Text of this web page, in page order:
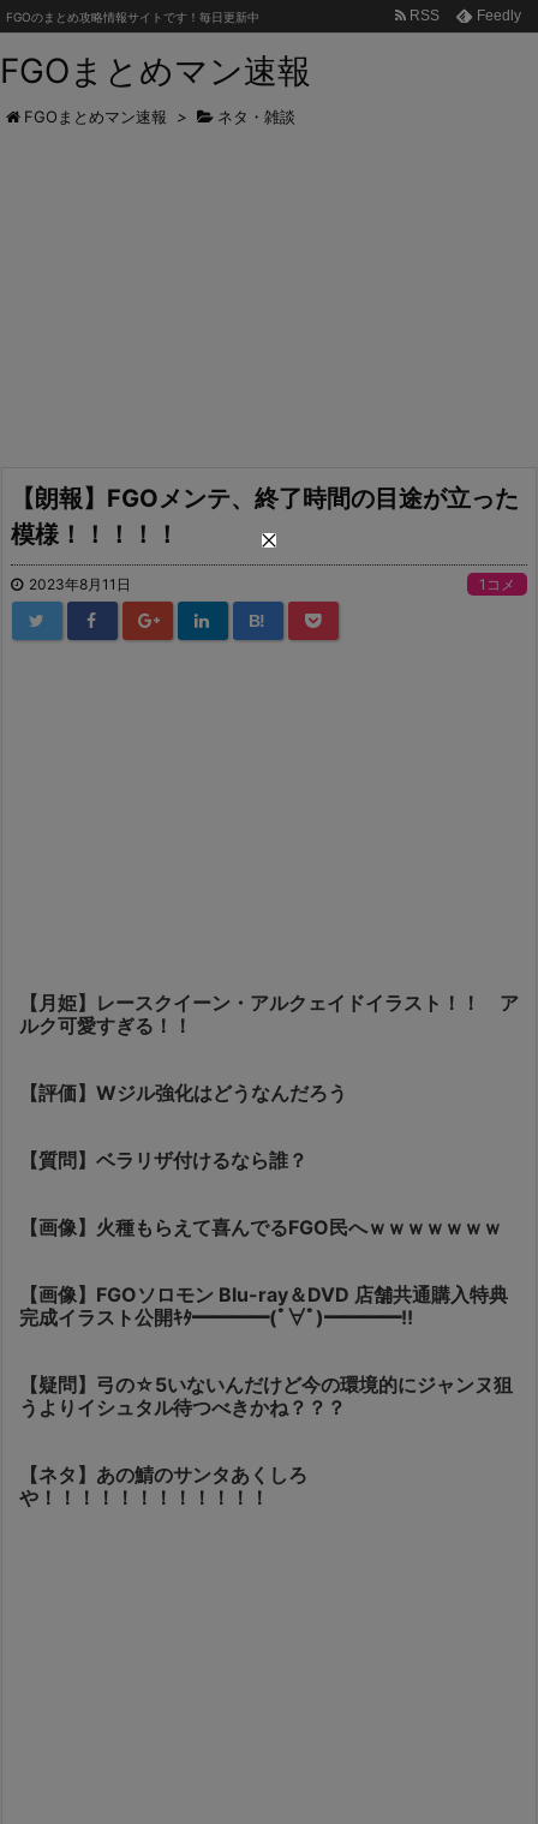
FGOまとめマン速報
FGOのまとめ攻略情報サイトです！毎日更新中 RSS Feedly
FGOまとめマン速報 > ネタ・雑談
【朗報】FGOメンテ、終了時間の目途が立った
模様！！！！！
2023年8月11日 1コメ
B!
【月姫】レースクイーン・アルクェイドイラスト！！ ア
ルク可愛すぎる！！
【評価】Wジル強化はどうなんだろう
【質問】ベラリザ付けるなら誰？
【画像】火種もらえて喜んでるFGO民へｗｗｗｗｗｗｗ
【画像】FGOソロモン Blu-ray＆DVD 店舗共通購入特典
完成イラスト公開ｷﾀ━━━━(ﾟ∀ﾟ)━━━━!!
【疑問】弓の☆5いないんだけど今の環境的にジャンヌ狙
うよりイシュタル待つべきかね？？？
【ネタ】あの鯖のサンタあくしろ
や！！！！！！！！！！！！